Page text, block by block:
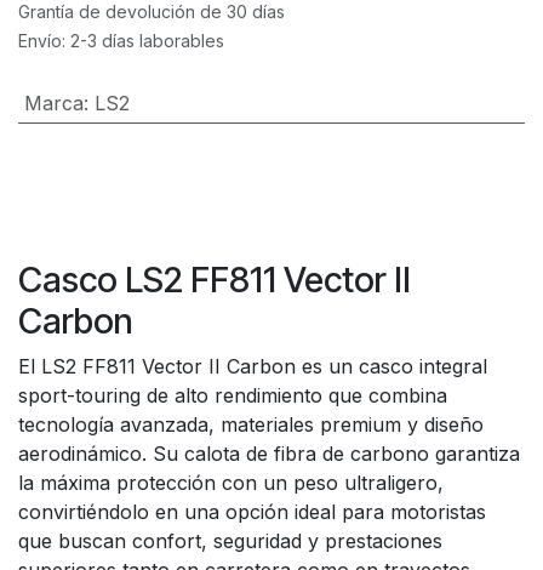
Grantía de devolución de 30 días
Envío: 2-3 días laborables
Marca: LS2
Casco LS2 FF811 Vector II
Carbon
El LS2 FF811 Vector II Carbon es un casco integral
sport-touring de alto rendimiento que combina
tecnología avanzada, materiales premium y diseño
aerodinámico. Su calota de fibra de carbono garantiza
la máxima protección con un peso ultraligero,
convirtiéndolo en una opción ideal para motoristas
que buscan confort, seguridad y prestaciones